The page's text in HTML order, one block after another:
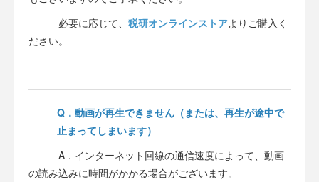
必要に応じて、 税研オンラインストアよりご購入く
ださい。
Q．動画が再生できません（または、再生が途中で
止まってしまいます）
A．インターネット回線の通信速度によって、動画
の読み込みに時間がかかる場合がございます。